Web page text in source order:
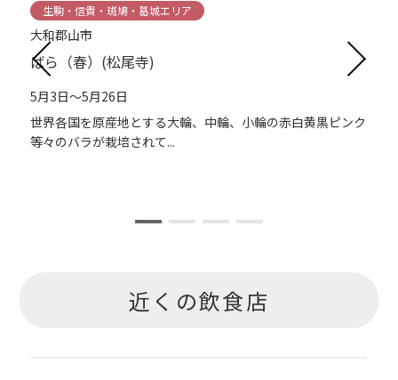
生駒・信貴・斑鳩・葛城エリア
大和郡山市
ばら（春）(松尾寺)
5月3日～5月26日
世界各国を原産地とする大輪、中輪、小輪の赤白黄黒ピンク
等々のバラが栽培されて...
近くの飲食店